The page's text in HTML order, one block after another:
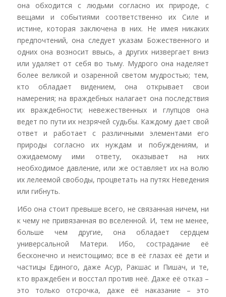
она обходится с людьми согласно их природе, с
вещами и событиями соответственно их Силе и
истине, которая заключена в них. Не имея никаких
предпочтений, она следует указам Божественного и
одних она возносит ввысь, а других низвергает вниз
или удаляет от себя во тьму. Мудрого она наделяет
более великой и озаренной светом мудростью; тем,
кто обладает видением, она открывает свои
намерения; на враждебных налагает она последствия
их враждебности; невежественных и глупцов она
ведет по пути их незрячей судьбы. Каждому дает свой
ответ и работает с различными элементами его
природы согласно их нуждам и побуждениям, и
ожидаемому ими ответу, оказывает на них
необходимое давление, или же оставляет их на волю
их лелеемой свободы, процветать на путях Неведения
или гибнуть.
Ибо она стоит превыше всего, не связанная ничем, ни
к чему не привязанная во вселенной. И, тем не менее,
больше чем другие, она обладает сердцем
универсальной Матери. Ибо, сострадание её
бесконечно и неистощимо; все в её глазах её дети и
частицы Единого, даже Асур, Ракшас и Пишач, и те,
кто враждебен и восстал против неё. Даже её отказ –
это только отсрочка, даже её наказание – это